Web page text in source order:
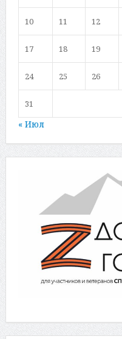
10 11 12
17 18 19
24 25 26
31
« Июл